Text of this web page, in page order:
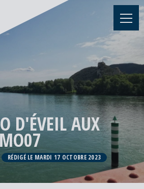
D'ÉVEIL AUX
RÉDIGÉ LE MARDI 17 OCTOBRE 2023